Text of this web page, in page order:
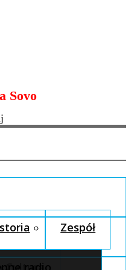
Sovo
Zespół
Cultura
radio